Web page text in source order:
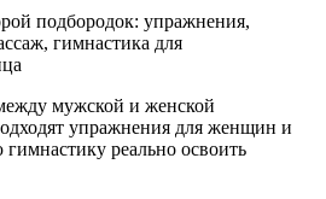
мужской и женской
упражнения для женщин и
реально освоить